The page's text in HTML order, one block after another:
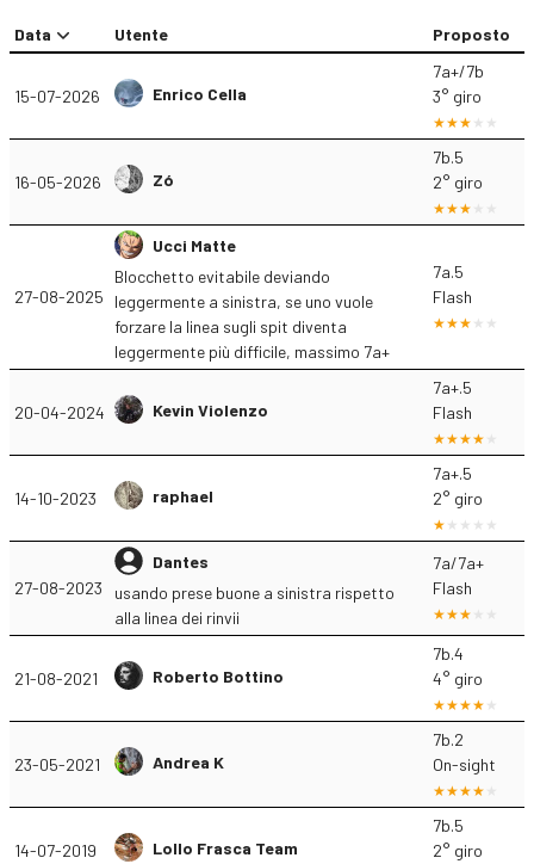
Data Utente Proposto
15-07-2026 Enrico Cella
7a+/7b
3° giro
16-05-2026 Zó
7b.5
2° giro
27-08-2025
Ucci Matte
Blocchetto evitabile deviando
leggermente a sinistra, se uno vuole
forzare la linea sugli spit diventa
leggermente più difficile, massimo 7a+
7a.5
Flash
20-04-2024 Kevin Violenzo
7a+.5
Flash
14-10-2023 raphael
7a+.5
2° giro
27-08-2023
Dantes
usando prese buone a sinistra rispetto
alla linea dei rinvii
7a/7a+
Flash
21-08-2021 Roberto Bottino
7b.4
4° giro
23-05-2021 Andrea K
7b.2
On-sight
14-07-2019 Lollo Frasca Team
7b.5
2° giro